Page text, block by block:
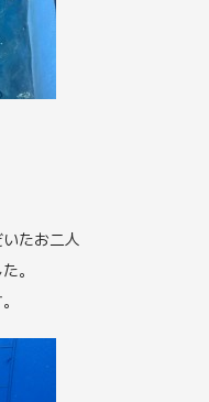
たお二人
。